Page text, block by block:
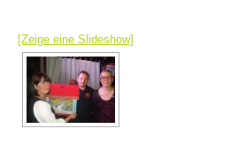
[Zeige eine Slideshow]